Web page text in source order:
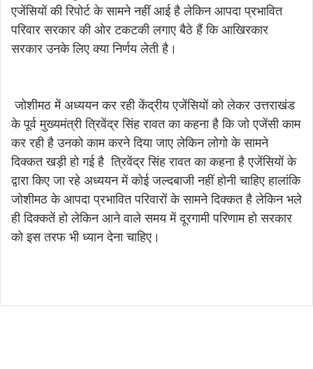
एजेंसियों की रिपोर्ट के सामने नहीं आई है लेकिन आपदा प्रभावित
परिवार सरकार की ओर टकटकी लगाए बैठे हैं कि आखिरकार
सरकार उनके लिए क्या निर्णय लेती है।
जोशीमठ में अध्ययन कर रही केंद्रीय एजेंसियों को लेकर उत्तराखंड
के पूर्व मुख्यमंत्री त्रिवेंद्र सिंह रावत का कहना है कि जो एजेंसी काम
कर रही है उनको काम करने दिया जाए लेकिन लोगो के सामने
दिक्कत खड़ी हो गई है त्रिवेंद्र सिंह रावत का कहना है एजेंसियों के
द्वारा किए जा रहे अध्ययन में कोई जल्दबाजी नहीं होनी चाहिए हालांकि
जोशीमठ के आपदा प्रभावित परिवारों के सामने दिक्कत है लेकिन भले
ही दिक्कतें हो लेकिन आने वाले समय में दूरगामी परिणाम हो सरकार
को इस तरफ भी ध्यान देना चाहिए।